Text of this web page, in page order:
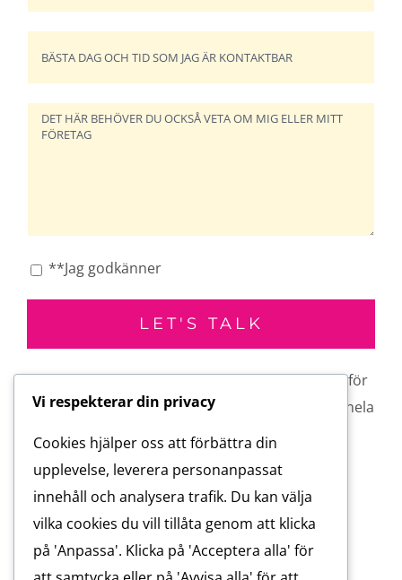
**Jag godkänner
** Jag godkänner att ni sparar min information för
att kontakta mig angående det här ärendet. Se hela
Privacy Policy
Vi respekterar din privacy
Cookies hjälper oss att förbättra din
upplevelse, leverera personanpassat
innehåll och analysera trafik. Du kan välja
vilka cookies du vill tillåta genom att klicka
på 'Anpassa'. Klicka på 'Acceptera alla' för